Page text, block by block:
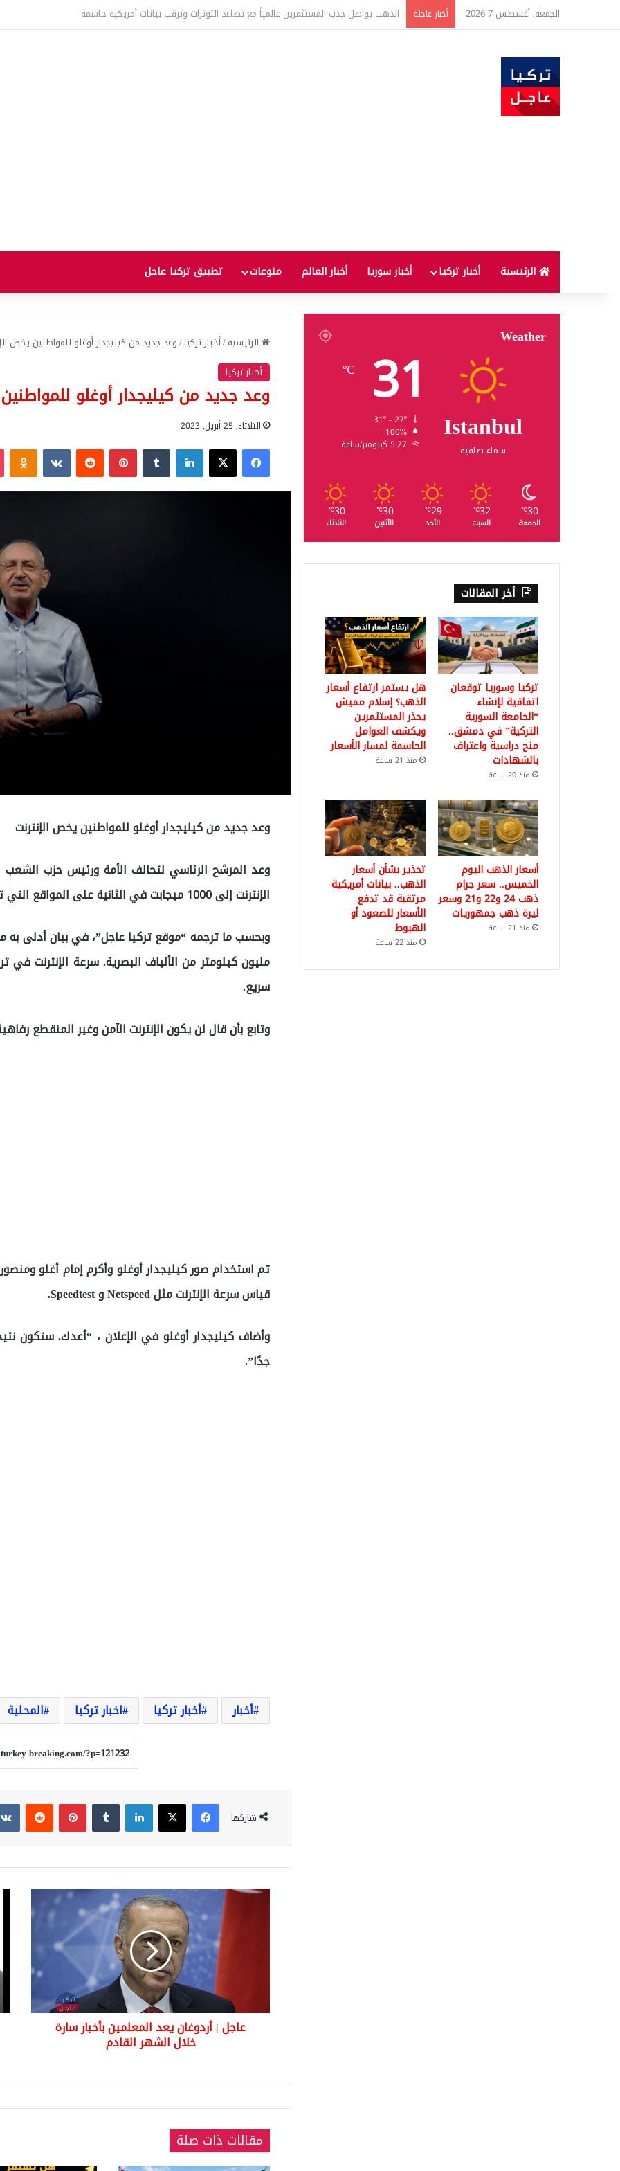
الجمعة, أغسطس 7 2026 أخبار عاجلة ارتفاع أسعار الغذاء العالمية إلى أعلى مستوى منذ ثلاث سنوات يثير مخاوف من موجة غلاء جديدة
الرئيسية أخبار تركيا أخبار سوريا أخبار العالم منوعات تطبيق تركيا عاجل
الرئيسية/أخبار تركيا/وعد جديد من كيليجدار أوغلو للمواطنين يخص
أخبار تركيا
وعد جديد من كيليجدار أوغلو
الثلاثاء, 25 أبريل, 2023
فيسبوك‫X لينكدإن بينتيريست
وعد جديد من كيليجدار أوغلو للمواطنين يخص الإنترنت
وعد المرشح الرئاسي لتحالف الأمة ورئيس حزب
الإنترنت إلى 1000 ميجابت في الثانية على المواقع التي تقيس سرعة الإنترنت.
مليون كيلومتر من الألياف البصرية. سرعة الإنترنت
سريع.
وتابع بأن قال لن يكون الإنترنت الآمن وغير المنقطع
تم استخدام صور كيليجدار أوغلو وأكرم إمام أغلو
قياس سرعة الإنترنت مثل Netspeed و Speedtest.
جدًا”.
أخبار أخبار تركيا اخبار تركيا المحلية
شاركها
فيسبوك‫X لينكدإن بينتيريست
عاجل
الشهر
عاجل | أردوغان يعد المعلمين بأخبار سارة
خلال الشهر القادم
12
مقالات ذات صلة
Weather
Istanbul
سماء صافية
31
℃
100%
5.27 كيلومتر/ساعة
30
℃
الجمعة
32
℃
السبت
29
℃
الأحد
30
℃
الأثنين
30
℃
الثلاثاء
أخر المقالات
تركيا وسوريا توقعان
اتفاقية لإنشاء
“الجامعة السورية
التركية” في دمشق..
منح دراسية واعتراف
بالشهادات
منذ 20 ساعة
هل يستمر ارتفاع أسعار
الذهب؟ إسلام مميش
يحذر المستثمرين
ويكشف العوامل
الحاسمة لمسار الأسعار
منذ 21 ساعة
أسعار الذهب اليوم
الخميس.. سعر جرام
ذهب 24 و22 و21 وسعر
ليرة ذهب جمهوريات
منذ 21 ساعة
تحذير بشأن أسعار
الذهب.. بيانات أمريكية
مرتقبة قد تدفع
الأسعار للصعود أو
الهبوط
منذ 22 ساعة